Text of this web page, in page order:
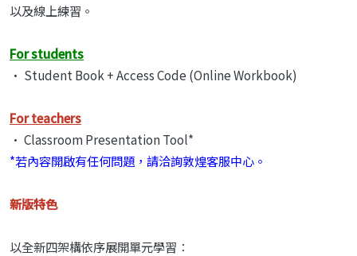
以及線上練習。
For students
• Student Book + Access Code (Online Workbook)
For teachers
• Classroom Presentation Tool*
*若內容開啟有任何問題，請洽詢敦煌客服中心。
新版特色
以全新四架構依序展開單元學習：